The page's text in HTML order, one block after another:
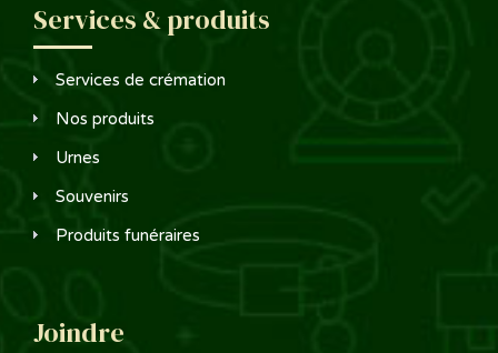
Services & produits
Services de crémation
Nos produits
Urnes
Souvenirs
Produits funéraires
Joindre